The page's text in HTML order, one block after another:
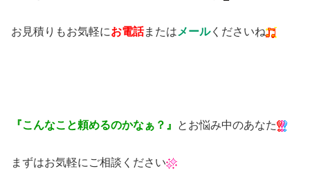
お見積りもお気軽にお電話または メールくださいね
『こんなこと頼めるのかなぁ？』 とお悩み中のあなた
まずはお気軽にご相談ください